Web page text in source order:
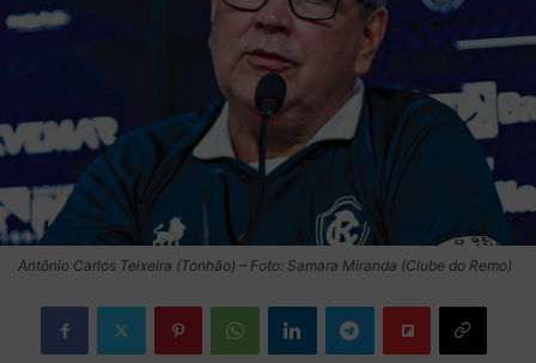
Antônio Carlos Teixeira (Tonhão) – Foto: Samara Miranda (Clube do Remo)